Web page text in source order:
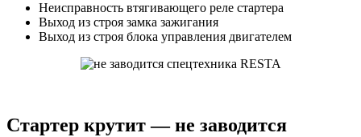
Неисправность втягивающего реле стартера
Выход из строя замка зажигания
Выход из строя блока управления двигателем
Стартер крутит — не заводится